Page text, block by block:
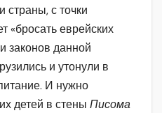
страны, с точки
«бросать еврейских
законов данной
и утонули в
И нужно
детей в стены Писома